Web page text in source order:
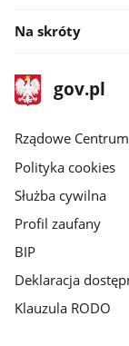
Na skróty
stopka
gov.plStrona
gov.pl
Rządowe
Polityka cookies
Służba cywilna
Profil zaufany
BIP
Deklaracja
Klauzula RODO